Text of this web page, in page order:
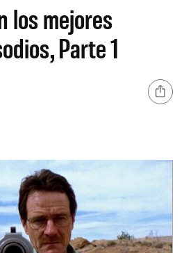
los mejores
Parte 1